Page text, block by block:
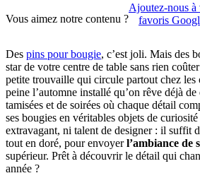
Vous aimez notre contenu ?
Ajoutez-nous à
favoris
Des pins pour bougie, c’est joli. Mais des
star de votre centre de table sans rien
petite trouvaille qui circule partout chez les
peine l’automne installé qu’on rêve déjà
tamisées et de soirées où chaque détail
ses bougies en véritables objets de
extravagant, ni talent de designer : il suffit
tout en doré, pour envoyerl’ambiance de
supérieur. Prêt à découvrir le détail qui
année ?